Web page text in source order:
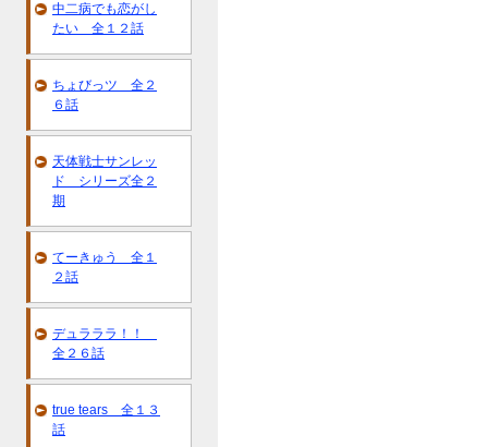
中二病でも恋がし
たい 全１２話
ちょびっツ 全２
６話
天体戦士サンレッ
ド シリーズ全２
期
てーきゅう 全１
２話
デュラララ！！
全２６話
true tears 全１３
話